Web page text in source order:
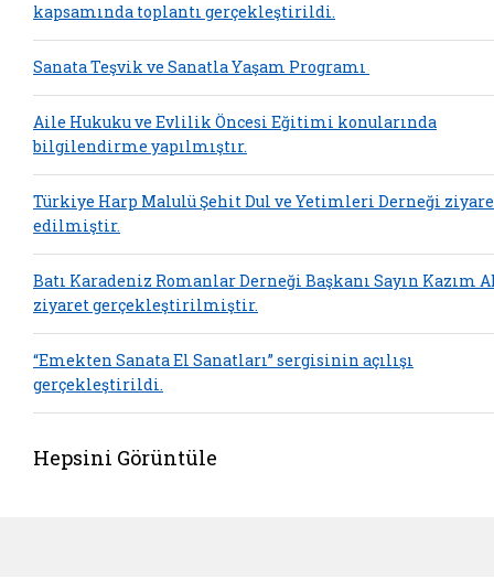
kapsamında toplantı gerçekleştirildi.
Sanata Teşvik ve Sanatla Yaşam Programı
Aile Hukuku ve Evlilik Öncesi Eğitimi konularında
bilgilendirme yapılmıştır.
Türkiye Harp Malulü Şehit Dul ve Yetimleri Derneği
edilmiştir.
Batı Karadeniz Romanlar Derneği Başkanı Sayın Kazım
ziyaret gerçekleştirilmiştir.
“Emekten Sanata El Sanatları” sergisinin açılışı
gerçekleştirildi.
Hepsini Görüntüle